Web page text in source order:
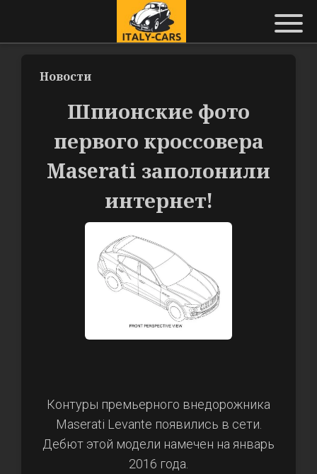
Новости
Шпионские фото
первого кроссовера
Maserati заполонили
интернет!
Контуры премьерного внедорожника
Maserati Levante появились в сети.
Дебют этой модели намечен на январь
2016 года.